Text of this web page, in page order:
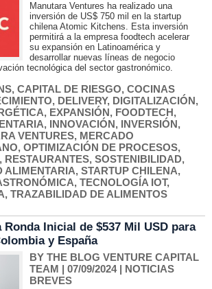
Manutara Ventures ha realizado una
inversión de US$ 750 mil en la startup
chilena Atomic Kitchens. Esta inversión
permitirá a la empresa foodtech acelerar
su expansión en Latinoamérica y
desarrollar nuevas líneas de negocio
tecnológica del sector gastronómico.
, CAPITAL DE RIESGO, COCINAS
, DELIVERY, DIGITALIZACIÓN,
, EXPANSIÓN, FOODTECH,
, INNOVACIÓN, INVERSIÓN,
VENTURES, MERCADO
, OPTIMIZACIÓN DE PROCESOS,
, RESTAURANTES, SOSTENIBILIDAD,
ALIMENTARIA, STARTUP CHILENA,
, TECNOLOGÍA IOT,
, TRAZABILIDAD DE ALIMENTOS
Inicial de $537 Mil USD para
y España
BY THE BLOG VENTURE CAPITAL
TEAM | 07/09/2024| NOTICIAS
BREVES